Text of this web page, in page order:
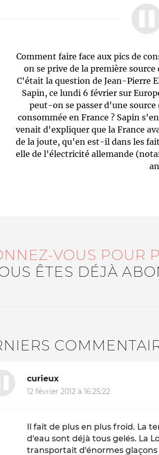
Le médiateur
Comment faire face aux pics de
on se prive de la première
C'était la question de Jean-Pierre
Sapin, ce lundi 6 février sur
peut-on se passer d'une
consommée en France ? Sapin
venait d'expliquer que la France
de la joute, qu'en est-il dans les
elle de l'électricité allemande
VOUS POUR
ÊTES DÉJÀ
curieux
12 février 2012 à 16:25:22
Il fait de plus en plus froid. La
d'eau sont déjà tous gelés. La
transportait d'énormes glaçons